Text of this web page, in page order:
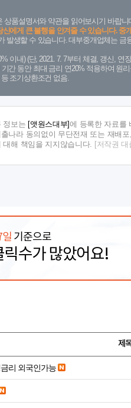
상품설명서와 약관을 읽어보시기 바랍
신에게 큰 불행을 안겨줄 수 있습니다. 중
발생할 수 있습니다. 대부중개업체는
이내) (단, 2021. 7. 7부터 체결, 갱신,
간 동안 최대 금리 연20% 적용하여 원
조기상환조건 없음.
정보는 [앳원스대부]에 등록한 자료를
나라 동의없이 무단전재 또는 재배
대해 책임을 지지않습니다.
[저작권
일 기준으로
릭수가 많았어요!
제
리 외국인가능